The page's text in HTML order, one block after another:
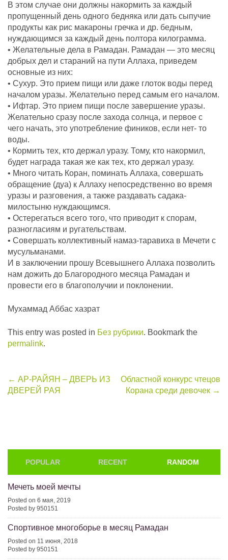
В этом случае они должны накормить за каждый
пропущенный день одного бедняка или дать сыпучие
продукты как рис макароны гречка и др. бедным,
нуждающимся за каждый день полтора килограмма.
• Желательные дела в Рамадан. Рамадан — это месяц
добрых дел и стараний на пути Аллаха, приведем
основные из них:
• Сухур. Это прием пищи или даже глоток воды перед
началом уразы. Желательно перед самым его началом.
• Ифтар. Это прием пищи после завершение уразы.
Желательно сразу после захода солнца, и первое с
чего начать, это употребление фиников, если нет- то
воды.
• Кормить тех, кто держал уразу. Тому, кто накормил,
будет награда такая же как тех, кто держал уразу.
• Много читать Коран, поминать Аллаха, совершать
обращение (дуа) к Аллаху непосредственно во время
уразы и разговения, а также раздавать садака-
милостыню нуждающимся.
• Остерегаться всего того, что приводит к спорам,
разногласиям и ругательствам.
• Совершать коллективный намаз-таравиха в Мечети с
мусульманами.
И в заключении прошу Всевышнего Аллаха позволить
нам дожить до Благородного месяца Рамадан и
провести его в благополучии и поклонении.
Мухаммад Аббас хазрат
This entry was posted in Без рубрики. Bookmark the
permalink.
Post
← АР-РАЙЯН – ДВЕРЬ ИЗ
ДВЕРЕЙ РАЯ
Областной конкурс чтецов
Корана среди девочек →
POPULAR RECENT RANDOM
Мечеть моей мечты
Posted on 6 мая, 2019
Posted by 950151
Спортивное многоборье в месяц Рамадан
Posted on 11 июня, 2018
Posted by 950151